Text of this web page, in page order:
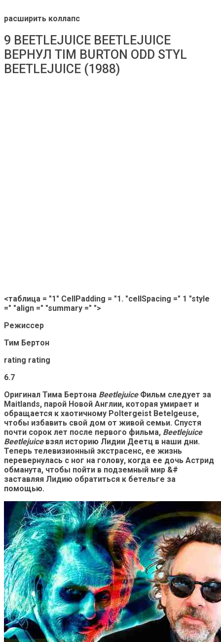
расширить коллапс
9 BEETLEJUICE BEETLEJUICE
ВЕРНУЛ TIM BURTON ODD STYL
BEETLEJUICE (1988)
<таблица = "1" CellPadding = "1. "cellSpacing =" 1 "style
=" "align =" "summary =" ">
Режиссер
Тим Бертон
rating rating
6.7
Оригинал Тима Бертона Beetlejuice Фильм следует за
Maitlands, парой Новой Англии, которая умирает и
обращается к хаотичному Poltergeist Betelgeuse,
чтобы избавить свой дом от живой семьи. Спустя
почти сорок лет после первого фильма, Beetlejuice
Beetlejuice взял историю Лидии Деетц в наши дни.
Теперь телевизионный экстрасенс, ее жизнь
перевернулась с ног на голову, когда ее дочь Астрид
обманута, чтобы пойти в подземный мир &#
заставляя Лидию обратиться к бетельге за
помощью.